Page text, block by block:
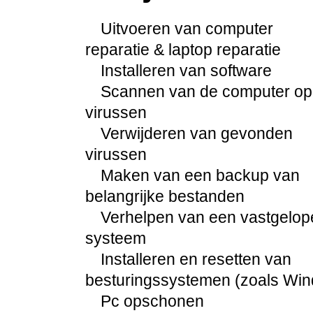
Uitvoeren van computer
reparatie & laptop reparatie
Installeren van software
Scannen van de computer op
virussen
Verwijderen van gevonden
virussen
Maken van een backup van
belangrijke bestanden
Verhelpen van een
systeem
Installeren en resetten van
besturingssystemen (zoals
Pc opschonen